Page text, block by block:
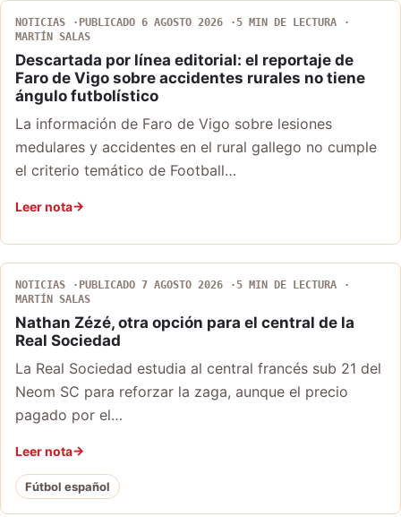
NOTICIAS PUBLICADO 6 AGOSTO 2026
5 MIN DE LECTURA
MARTÍN SALAS
Descartada por línea editorial: el reportaje de
Faro de Vigo sobre accidentes rurales no tiene
ángulo futbolístico
La información de Faro de Vigo sobre lesiones
medulares y accidentes en el rural gallego no cumple
el criterio temático de Football…
Leer nota
NOTICIAS PUBLICADO 7 AGOSTO 2026
5 MIN DE LECTURA
MARTÍN SALAS
Nathan Zézé, otra opción para el central de la
Real Sociedad
La Real Sociedad estudia al central francés sub 21 del
Neom SC para reforzar la zaga, aunque el precio
pagado por el…
Leer nota
Fútbol español